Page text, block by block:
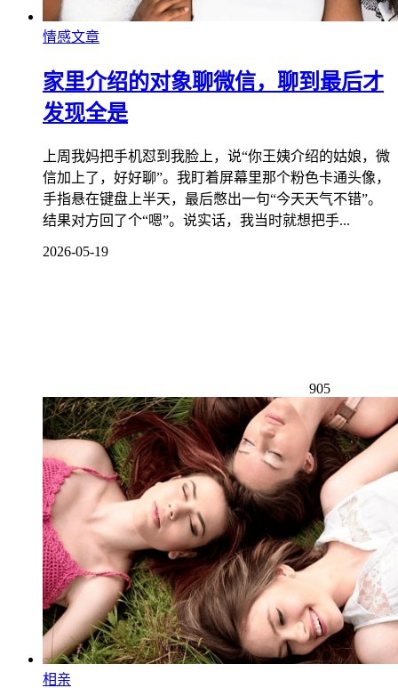
情感文章
家里介绍的对象聊微信，聊到最后才
发现全是
上周我妈把手机怼到我脸上，说“你王姨介绍的姑娘，微
信加上了，好好聊”。我盯着屏幕里那个粉色卡通头像，
手指悬在键盘上半天，最后憋出一句“今天天气不错”。
结果对方回了个“嗯”。说实话，我当时就想把手...
2026-05-19
905
相亲